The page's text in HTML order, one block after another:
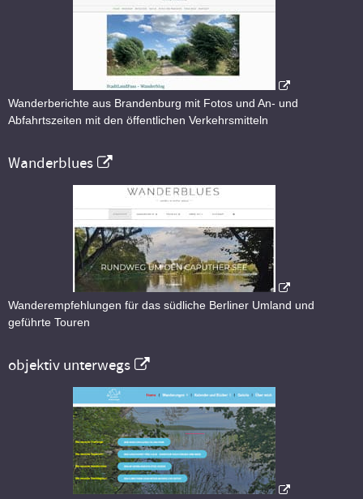
Wanderberichte aus Brandenburg mit Fotos und An- und
Abfahrtszeiten mit den öffentlichen Verkehrsmitteln
Wanderblues
Wanderempfehlungen für das südliche Berliner Umland und
geführte Touren
objektiv unterwegs